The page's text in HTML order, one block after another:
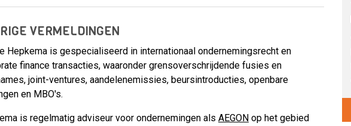
VERMELDINGEN
Hepkema is gespecialiseerd in internationaal ondernemingsrecht en
finance transacties, waaronder grensoverschrijdende fusies en
joint-ventures, aandelenemissies, beursintroducties, openbare
en MBO's.
is regelmatig adviseur voor ondernemingen als AEGON op het gebied